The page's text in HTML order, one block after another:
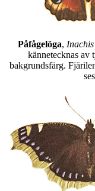
Påfågelöga,
kännetecknas av
bakgrundsfärg.